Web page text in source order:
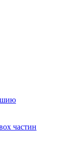
шию
частин